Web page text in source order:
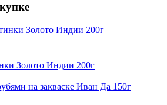
Золото Индии 200г